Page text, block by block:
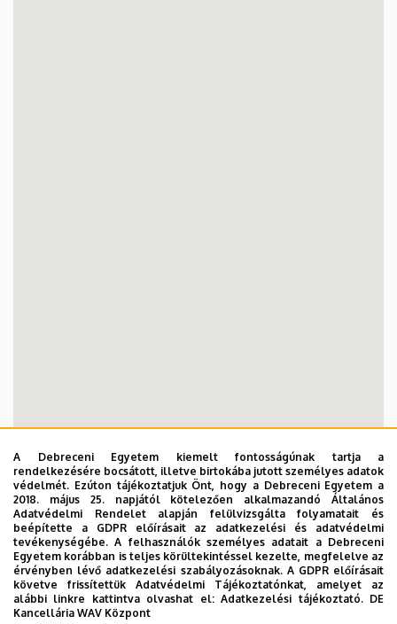
A Debreceni Egyetem kiemelt fontosságúnak tartja a
rendelkezésére bocsátott, illetve birtokába jutott személyes adatok
védelmét. Ezúton tájékoztatjuk Önt, hogy a Debreceni Egyetem a
2018. május 25. napjától kötelezően alkalmazandó Általános
Adatvédelmi Rendelet alapján felülvizsgálta folyamatait és
beépítette a GDPR előírásait az adatkezelési és adatvédelmi
tevékenységébe. A felhasználók személyes adatait a Debreceni
Egyetem korábban is teljes körültekintéssel kezelte, megfelelve az
érvényben lévő adatkezelési szabályozásoknak. A GDPR előírásait
követve frissítettük Adatvédelmi Tájékoztatónkat, amelyet az
alábbi linkre kattintva olvashat el:Adatkezelési tájékoztató. DE
Kancellária WAV Központ